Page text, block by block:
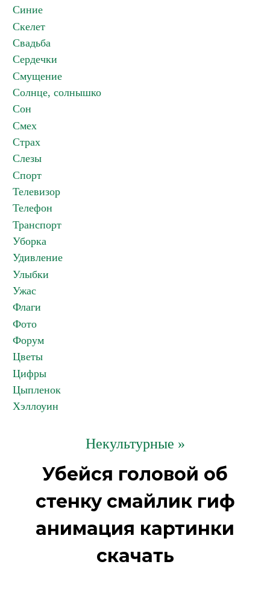
Синие
Скелет
Свадьба
Сердечки
Смущение
Солнце, солнышко
Сон
Смех
Страх
Слезы
Спорт
Телевизор
Телефон
Транспорт
Уборка
Удивление
Улыбки
Ужас
Флаги
Фото
Форум
Цветы
Цифры
Цыпленок
Хэллоуин
Некультурные »
Убейся головой об
стенку смайлик гиф
анимация картинки
скачать